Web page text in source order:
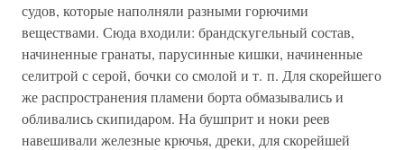
судов, которые наполняли разными горючими
веществами. Сюда входили: брандскугельный состав,
начиненные гранаты, парусинные кишки, начиненные
селитрой с серой, бочки со смолой и т. п. Для скорейшего
же распространения пламени борта обмазывались и
обливались скипидаром. На бушприт и ноки реев
навешивали железные крючья, дреки, для скорейшей